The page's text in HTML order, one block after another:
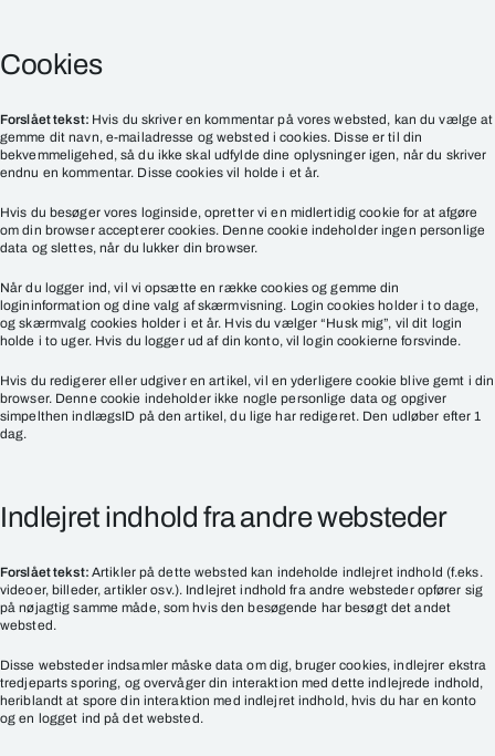
Cookies
Forslået tekst: Hvis du skriver en kommentar på vores websted, kan du vælge at
gemme dit navn, e-mailadresse og websted i cookies. Disse er til din
bekvemmeligehed, så du ikke skal udfylde dine oplysninger igen, når du skriver
endnu en kommentar. Disse cookies vil holde i et år.
Hvis du besøger vores loginside, opretter vi en midlertidig cookie for at afgøre
om din browser accepterer cookies. Denne cookie indeholder ingen personlige
data og slettes, når du lukker din browser.
Når du logger ind, vil vi opsætte en række cookies og gemme din
logininformation og dine valg af skærmvisning. Login cookies holder i to dage,
og skærmvalg cookies holder i et år. Hvis du vælger “Husk mig”, vil dit login
holde i to uger. Hvis du logger ud af din konto, vil login cookierne forsvinde.
Hvis du redigerer eller udgiver en artikel, vil en yderligere cookie blive gemt i din
browser. Denne cookie indeholder ikke nogle personlige data og opgiver
simpelthen indlægsID på den artikel, du lige har redigeret. Den udløber efter 1
dag.
Indlejret indhold fra andre websteder
Forslået tekst: Artikler på dette websted kan indeholde indlejret indhold (f.eks.
videoer, billeder, artikler osv.). Indlejret indhold fra andre websteder opfører sig
på nøjagtig samme måde, som hvis den besøgende har besøgt det andet
websted.
Disse websteder indsamler måske data om dig, bruger cookies, indlejrer ekstra
tredjeparts sporing, og overvåger din interaktion med dette indlejrede indhold,
heriblandt at spore din interaktion med indlejret indhold, hvis du har en konto
og en logget ind på det websted.